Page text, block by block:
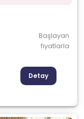
Başlayan
fiyatlarla
Detay